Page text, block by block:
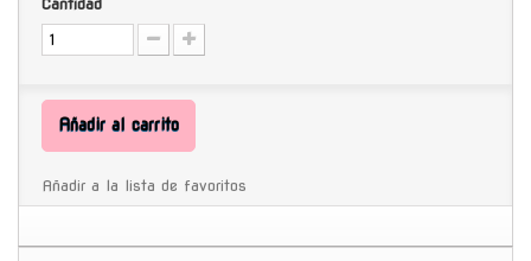
Cantidad
Añadir al carrito
Añadir a la lista de favoritos